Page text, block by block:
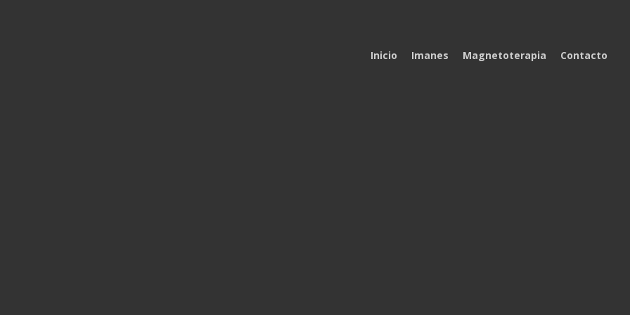
Inicio Imanes Magnetoterapia Contacto